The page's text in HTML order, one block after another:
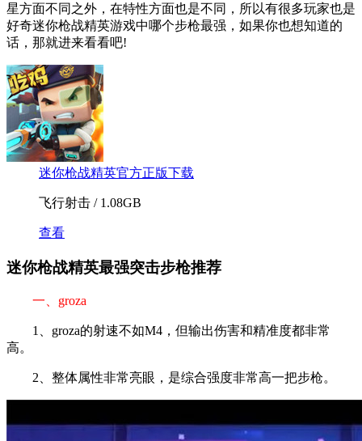
星方面不同之外，在特性方面也是不同，所以有很多玩家也是
好奇迷你枪战精英游戏中哪个步枪最强，如果你也想知道的
话，那就进来看看吧!
迷你枪战精英官方正版下载
飞行射击 / 1.08GB
查看
迷你枪战精英最强突击步枪推荐
一、groza
1、groza的射速不如M4，但输出伤害和精准度都非常
高。
2、整体属性非常亮眼，是综合强度非常高一把步枪。